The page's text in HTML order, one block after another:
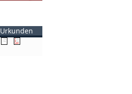
Urkunden